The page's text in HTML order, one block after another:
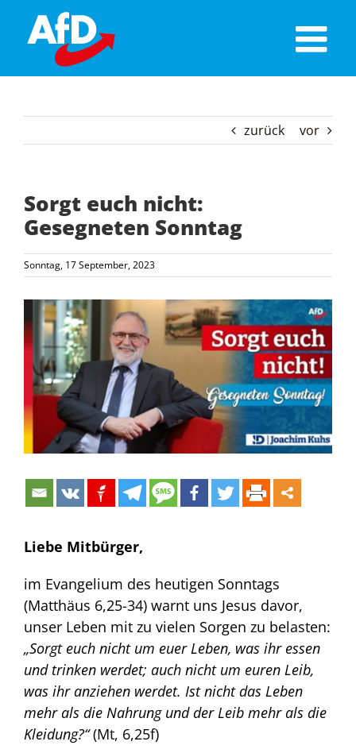
content
zurück vor
Sorgt euch nicht:
Gesegneten Sonntag
Sonntag, 17 September, 2023
Zeige
grösseres
Bild
Liebe Mitbürger,
im Evangelium des heutigen Sonntags
(Matthäus 6,25-34) warnt uns Jesus davor,
unser Leben mit zu vielen Sorgen zu belasten:
„Sorgt euch nicht um euer Leben, was ihr essen
und trinken werdet; auch nicht um euren Leib,
was ihr anziehen werdet. Ist nicht das Leben
mehr als die Nahrung und der Leib mehr als die
Kleidung?“(Mt, 6,25f)